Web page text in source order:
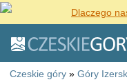
Dlaczego
Czeskie góry » Góry